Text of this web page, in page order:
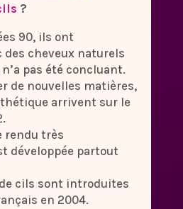
?
90, ils ont
des cheveux naturels
pas été concluant.
de nouvelles matières,
arrivent sur le
rendu très
développée partout
cils sont introduites
en 2004.